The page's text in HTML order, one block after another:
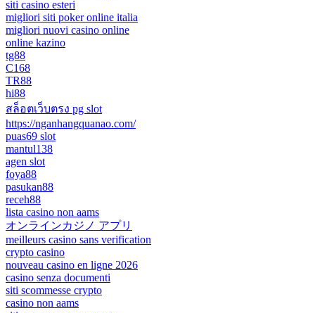
siti casino esteri
migliori siti poker online italia
migliori nuovi casino online
online kazino
tg88
C168
TR88
hi88
สล็อตเว็บตรง pg slot
https://nganhangquanao.com/
puas69 slot
mantul138
agen slot
foya88
pasukan88
receh88
lista casino non aams
オンラインカジノ アプリ
meilleurs casino sans verification
crypto casino
nouveau casino en ligne 2026
casino senza documenti
siti scommesse crypto
casino non aams